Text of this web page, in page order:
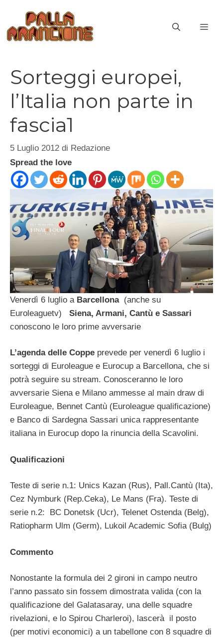
contenuto
Sorteggi europei,
l’Italia non parte in
fascia1
5 Luglio 2012 di Redazione
Spread the love
Venerdì 6 luglio a Barcellona (anche su
Euroleaguetv) Siena, Armani, Cantù e Sassari
conoscono le loro prime avversarie
L’agenda delle Coppe prevede per venerdì 6 luglio i
sorteggi di Euroleague e Eurocup a Barcellona, che si
potrà seguire su stream. Conosceranno le loro
avversarie Siena e Milano ammesse al main draw di
Euroleague, Bennet Cantù (Euroleague qualificazione)
e Banco di Sardegna Sassari unica rappresentante
italiana in Eurocup dopo la rinuncia della Scavolini.
Qualificazioni
Teste di serie n.1: Unics Kazan (Rus), Pall.Cantù (Ita),
Cez Nymburk (Rep.Ceka), Le Mans (Fra). Teste di
serie n.2: BC Donetsk (Ucr), Telenet Ostenda (Belg),
Ratiopharm Ulm (Germ), Lukoil Academic Sofia (Bulg)
Commento
Nonostante la formula dei 2 gironi in campo neutro
l’anno passato sin fossem dimostrata valida (con la
qualificazione del Galatasaray, una delle squadre
rivelazioni, e lo Spirou Charleroi), lascerà il posto
(per motivi economici) a un tabellone con 8 squadre di